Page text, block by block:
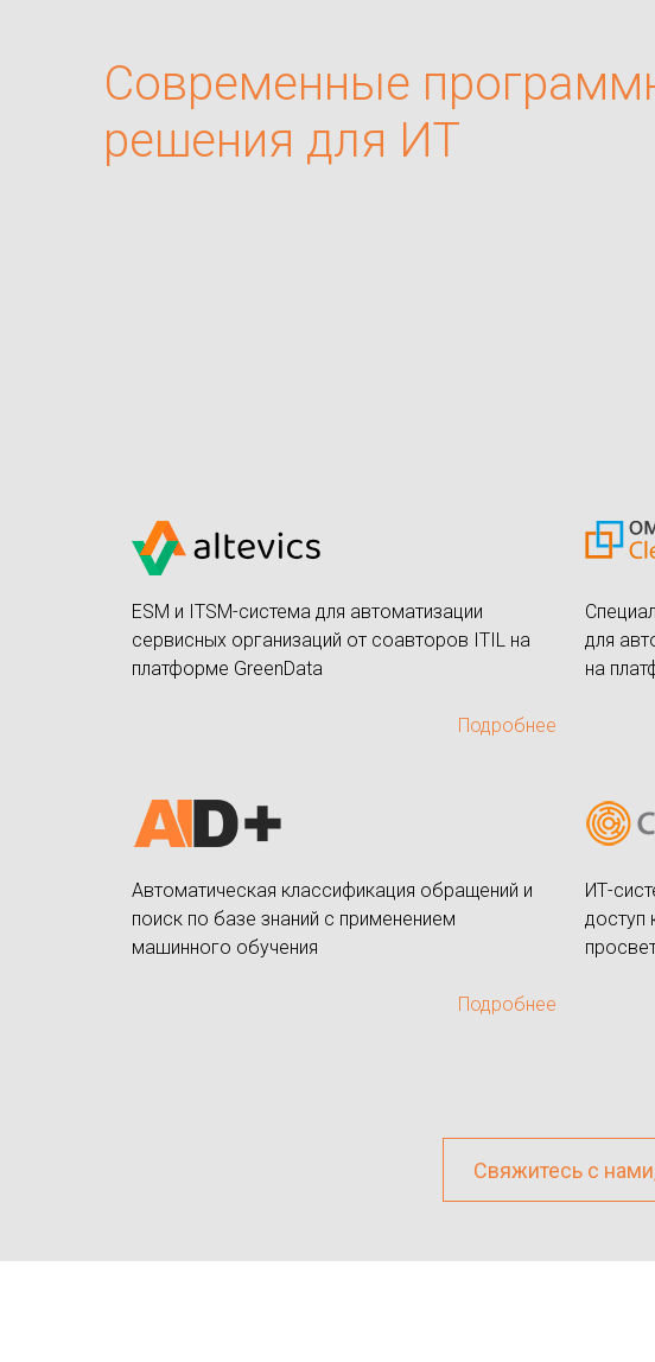
Современные
решения для ИТ
ESM и ITSM-система для автоматизации
сервисных организаций от соавторов ITIL на
платформе GreenData
Подробнее
для
на
Автоматическая классификация обращений и
поиск по базе знаний с применением
машинного обучения
Подробнее
ИТ-
доступ
Свяжитесь с